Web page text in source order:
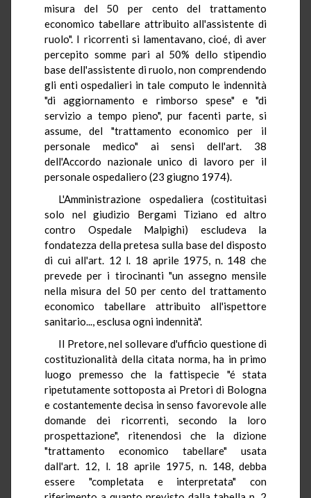
misura del 50 per cento del trattamento
economico tabellare attribuito all'assistente di
ruolo". I ricorrenti si lamentavano, cioé, di aver
percepito somme pari al 50% dello stipendio
base dell'assistente di ruolo, non comprendendo
gli enti ospedalieri in tale computo le indennità
"di aggiornamento e rimborso spese" e "di
servizio a tempo pieno", pur facenti parte, si
assume, del "trattamento economico per il
personale medico" ai sensi dell'art. 38
dell'Accordo nazionale unico di lavoro per il
personale ospedaliero (23 giugno 1974).
L'Amministrazione ospedaliera (costituitasi
solo nel giudizio Bergami Tiziano ed altro
contro Ospedale Malpighi) escludeva la
fondatezza della pretesa sulla base del disposto
di cui all'art. 12 l. 18 aprile 1975, n. 148 che
prevede per i tirocinanti "un assegno mensile
nella misura del 50 per cento del trattamento
economico tabellare attribuito all'ispettore
sanitario..., esclusa ogni indennità".
Il Pretore, nel sollevare d'ufficio questione di
costituzionalità della citata norma, ha in primo
luogo premesso che la fattispecie "é stata
ripetutamente sottoposta ai Pretori di Bologna
e costantemente decisa in senso favorevole alle
domande dei ricorrenti, secondo la loro
prospettazione", ritenendosi che la dizione
"trattamento economico tabellare" usata
dall'art. 12, l. 18 aprile 1975, n. 148, debba
essere "completata e interpretata" con